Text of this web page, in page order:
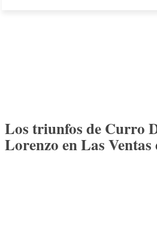
Los triunfos de Curro
Lorenzo en Las Ventas